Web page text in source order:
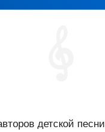
детской песни